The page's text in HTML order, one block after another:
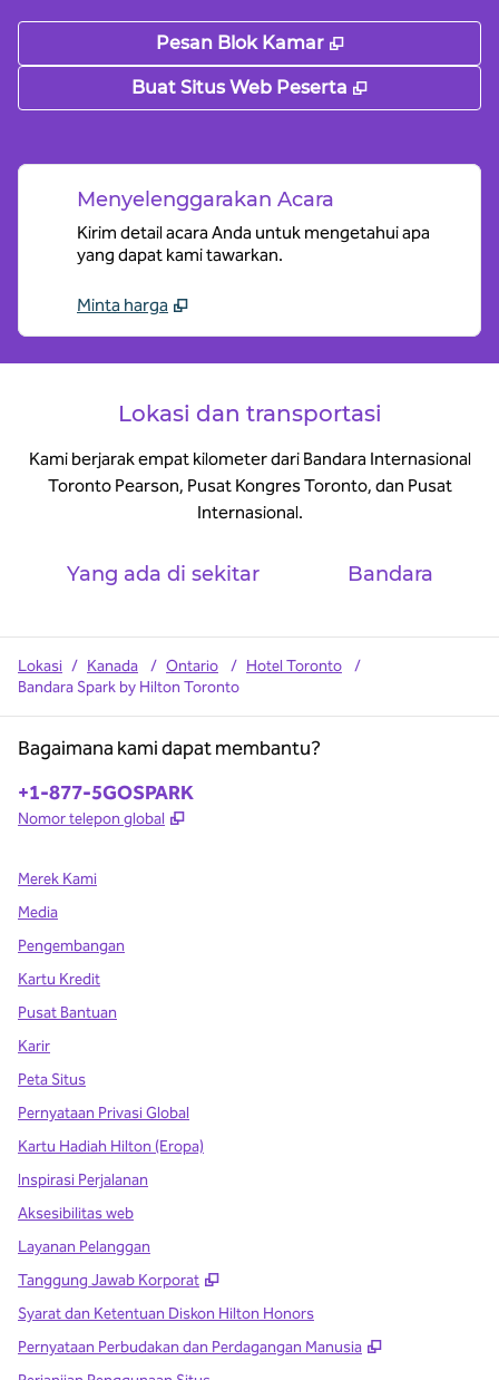
Pesan Blok Kamar ,
Buat Situs Web Peserta ,
Menyelenggarakan Acara
Kirim detail acara Anda untuk mengetahui apa
yang dapat kami tawarkan.
Minta harga
Lokasi dan transportasi
Kami berjarak empat kilometer dari Bandara Internasional
Toronto Pearson, Pusat Kongres Toronto, dan Pusat
Internasional.
Yang ada di sekitar Bandara
Lokasi / Kanada / Ontario / Hotel Toronto
/
Bandara Spark by Hilton Toronto
Bagaimana kami dapat membantu?
Telepon:
+1-877-5GOSPARK
Nomor telepon global ,
Merek Kami
Media
Pengembangan
Kartu Kredit
Pusat Bantuan
Karir
Peta Situs
Pernyataan Privasi Global
Kartu Hadiah Hilton (Eropa)
Inspirasi Perjalanan
Aksesibilitas web
Layanan Pelanggan
Tanggung Jawab Korporat
,
Syarat dan Ketentuan Diskon Hilton Honors
Pernyataan Perbudakan dan Perdagangan Manusia
,